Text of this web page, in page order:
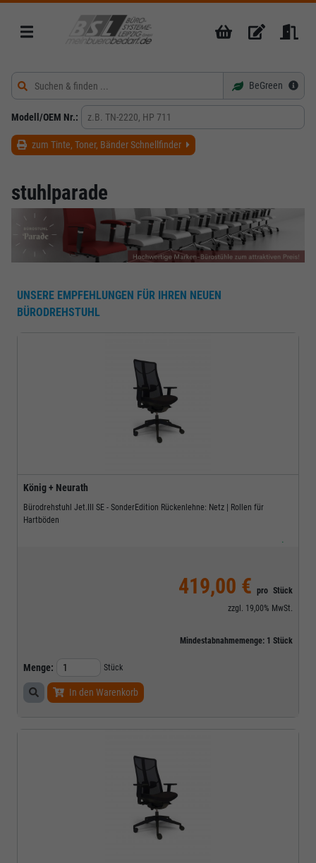
BeGreen
Modell/OEM Nr.:
zum Tinte, Toner, Bänder Schnellfinder
stuhlparade
UNSERE EMPFEHLUNGEN FÜR IHREN NEUEN
BÜRODREHSTUHL
König + Neurath
Bürodrehstuhl Jet.III SE - SonderEdition Rückenlehne: Netz | Rollen für
Hartböden
.
419,00 € pro Stück
zzgl. 19,00% MwSt.
Mindestabnahmemenge: 1 Stück
Menge: Stück
In den Warenkorb